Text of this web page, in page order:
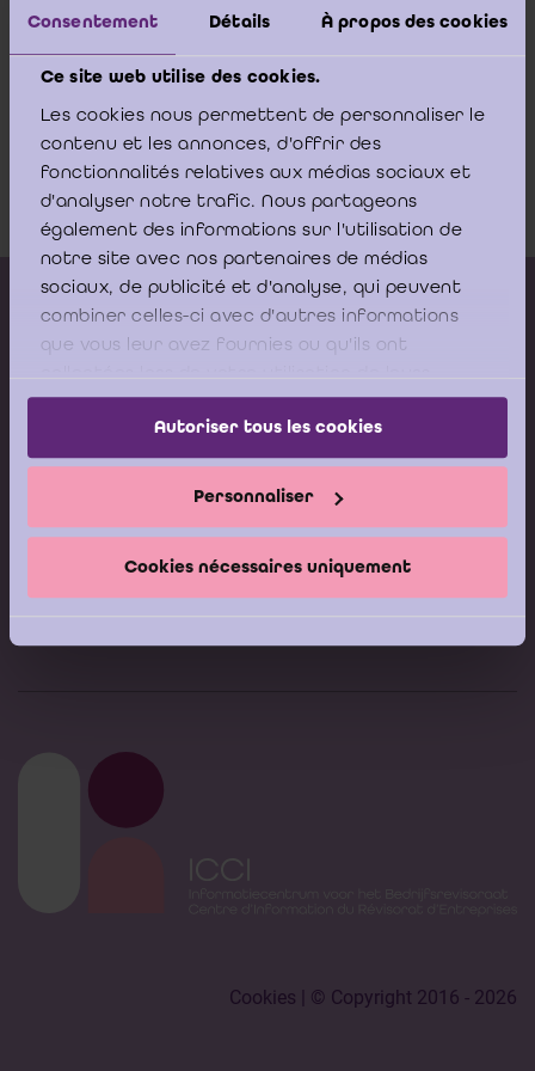
Consentement Détails À propos des cookies
Ce site web utilise des cookies.
Les cookies nous permettent de personnaliser le
contenu et les annonces, d'offrir des
fonctionnalités relatives aux médias sociaux et
d'analyser notre trafic. Nous partageons
également des informations sur l'utilisation de
notre site avec nos partenaires de médias
sociaux, de publicité et d'analyse, qui peuvent
combiner celles-ci avec d'autres informations
que vous leur avez fournies ou qu'ils ont
services.
Autoriser tous les cookies
Personnaliser
Cookies nécessaires uniquement
Overzicht van de tuchtrechtspraak
medio 2010-medio 2011
Download
Kalender vorming
Gepubliceerde adviezen
Stel nu uw vraag aan de
Helpdesk van het ICCI
Cookies | © Copyright 2016 - 2026